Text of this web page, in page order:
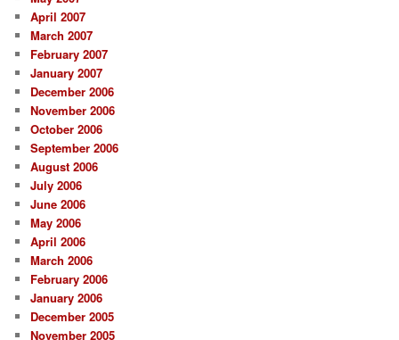
April 2007
March 2007
February 2007
January 2007
December 2006
November 2006
October 2006
September 2006
August 2006
July 2006
June 2006
May 2006
April 2006
March 2006
February 2006
January 2006
December 2005
November 2005